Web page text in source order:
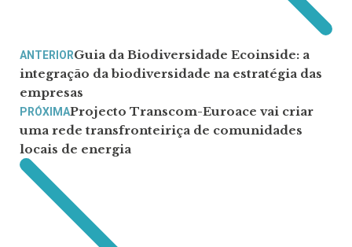
ANTERIORGuia da Biodiversidade Ecoinside: a
integração da biodiversidade na estratégia das
empresas
PRÓXIMAProjecto Transcom-Euroace vai criar
uma rede transfronteiriça de comunidades
locais de energia